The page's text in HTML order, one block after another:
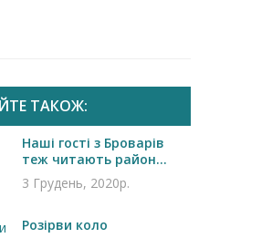
ТАКОЖ:
Наші гості з Броварів
теж читають район...
3 Грудень, 2020р.
Розірви коло